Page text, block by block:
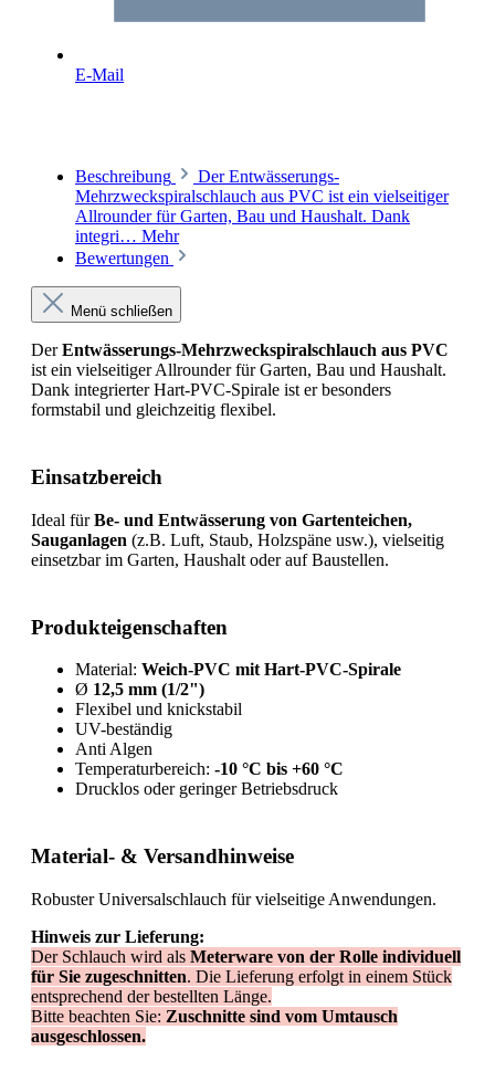
E-Mail
Beschreibung
Der Entwässerungs-
Mehrzweckspiralschlauch aus PVC ist ein vielseitiger
Allrounder für Garten, Bau und Haushalt. Dank
integri… Mehr
Bewertungen
Menü schließen
DerEntwässerungs-Mehrzweckspiralschlauch aus PVC
ist ein vielseitiger Allrounder für Garten, Bau und Haushalt.
Dank integrierter Hart-PVC-Spirale ist er besonders
formstabil und gleichzeitig flexibel.
Einsatzbereich
Ideal fürBe- und Entwässerung von Gartenteichen,
Sauganlagen (z.B. Luft, Staub, Holzspäne usw.), vielseitig
einsetzbar im Garten, Haushalt oder auf Baustellen.
Produkteigenschaften
Material: Weich-PVC mit Hart-PVC-Spirale
Ø 12,5 mm (1/2")
Flexibel und knickstabil
UV-beständig
Anti Algen
Temperaturbereich: -10 °C bis +60 °C
Drucklos oder geringer Betriebsdruck
Material- & Versandhinweise
Robuster Universalschlauch für vielseitige Anwendungen.
Hinweis zur Lieferung:
Der Schlauch wird als Meterware von der Rolle individuell
für Sie zugeschnitten. Die Lieferung erfolgt in einem Stück
entsprechend der bestellten Länge.
Bitte beachten Sie: Zuschnitte sind vom Umtausch
ausgeschlossen.